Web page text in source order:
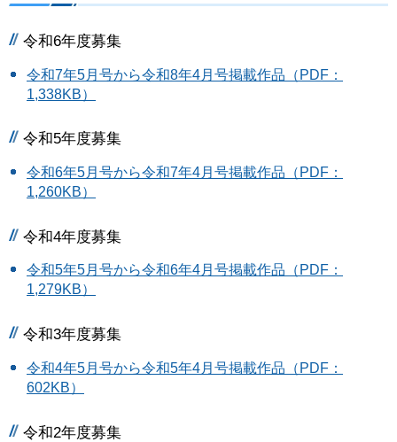
令和6年度募集
令和7年5月号から令和8年4月号掲載作品（PDF：
1,338KB）
令和5年度募集
令和6年5月号から令和7年4月号掲載作品（PDF：
1,260KB）
令和4年度募集
令和5年5月号から令和6年4月号掲載作品（PDF：
1,279KB）
令和3年度募集
令和4年5月号から令和5年4月号掲載作品（PDF：
602KB）
令和2年度募集